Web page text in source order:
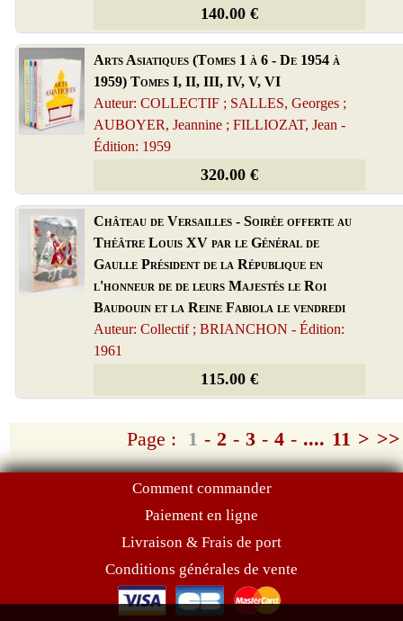
140.00 €
Arts Asiatiques (Tomes 1 à 6 - De 1954 à
1959) Tomes I, II, III, IV, V, VI
Auteur: COLLECTIF ; SALLES, Georges ;
AUBOYER, Jeannine ; FILLIOZAT, Jean -
Édition: 1959
320.00 €
Château de Versailles - Soirée offerte au
Théâtre Louis XV par le Général de
Gaulle Président de la République en
l'honneur de de leurs Majestés le Roi
Baudouin et la Reine Fabiola le vendredi
Auteur: Collectif ; BRIANCHON - Édition:
1961
115.00 €
Page : 1 - 2 - 3 - 4 - .... 11 > >>
Comment commander
Paiement en ligne
Livraison & Frais de port
Conditions générales de vente